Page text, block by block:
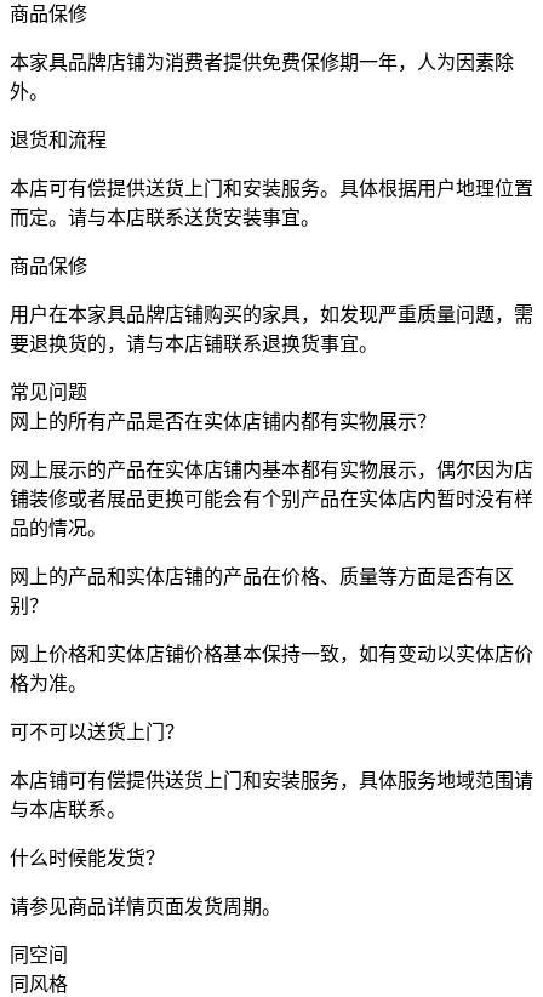
商品保修
本家具品牌店铺为消费者提供免费保修期一年，人为因素除
外。
退货和流程
本店可有偿提供送货上门和安装服务。具体根据用户地理位置
而定。请与本店联系送货安装事宜。
商品保修
用户在本家具品牌店铺购买的家具，如发现严重质量问题，需
要退换货的，请与本店铺联系退换货事宜。
常见问题
网上的所有产品是否在实体店铺内都有实物展示？
网上展示的产品在实体店铺内基本都有实物展示，偶尔因为店
铺装修或者展品更换可能会有个别产品在实体店内暂时没有样
品的情况。
网上的产品和实体店铺的产品在价格、质量等方面是否有区
别？
网上价格和实体店铺价格基本保持一致，如有变动以实体店价
格为准。
可不可以送货上门？
本店铺可有偿提供送货上门和安装服务，具体服务地域范围请
与本店联系。
什么时候能发货？
请参见商品详情页面发货周期。
同空间
同风格